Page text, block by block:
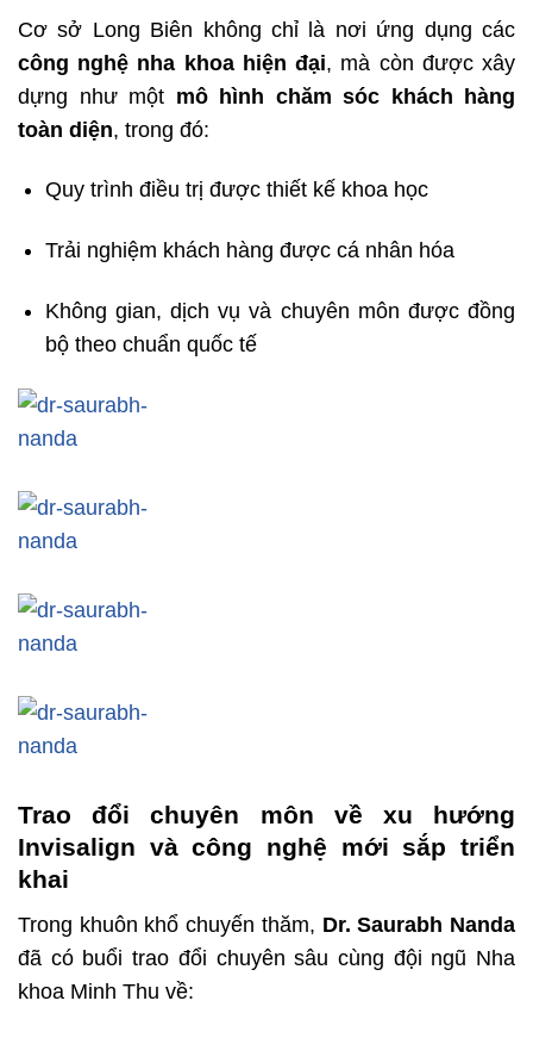
Cơ sở Long Biên không chỉ là nơi ứng dụng các
công nghệ nha khoa hiện đại, mà còn được xây
dựng như một mô hình chăm sóc khách hàng
toàn diện, trong đó:
Quy trình điều trị được thiết kế khoa học
Trải nghiệm khách hàng được cá nhân hóa
Không gian, dịch vụ và chuyên môn được đồng
bộ theo chuẩn quốc tế
Trao đổi chuyên môn về xu hướng
Invisalign và công nghệ mới sắp triển
khai
Trong khuôn khổ chuyến thăm, Dr. Saurabh Nanda
đã có buổi trao đổi chuyên sâu cùng đội ngũ Nha
khoa Minh Thu về: